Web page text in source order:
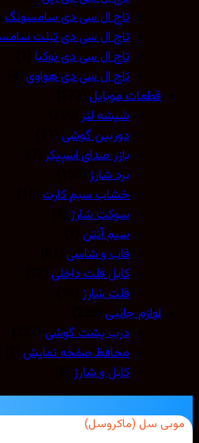
تاچ ال سی دی سامسونگ(3)
تاچ ال سی دی تبلت سامسونگ
تاچ ال سی دی نوکیا (1)
تاچ ال سی دی هواوی(4)
قطعات موبایل(573)
شیشه لنز(259)
دوربین گوشی(11)
بازر صدای اسپیکر(7)
برد شارژ(150)
خشاب سیم کارت(16)
سوکت شارژ(8)
سیم آنتن(3)
قاب و شاسی(81)
کابل فلت داخلی(22)
فلت شارژ(16)
لوازم جانبی(228)
درب پشت گوشی(221)
محافظ صفحه نمایش(2)
کابل و شارژ(5)
سل (ماکروسل)